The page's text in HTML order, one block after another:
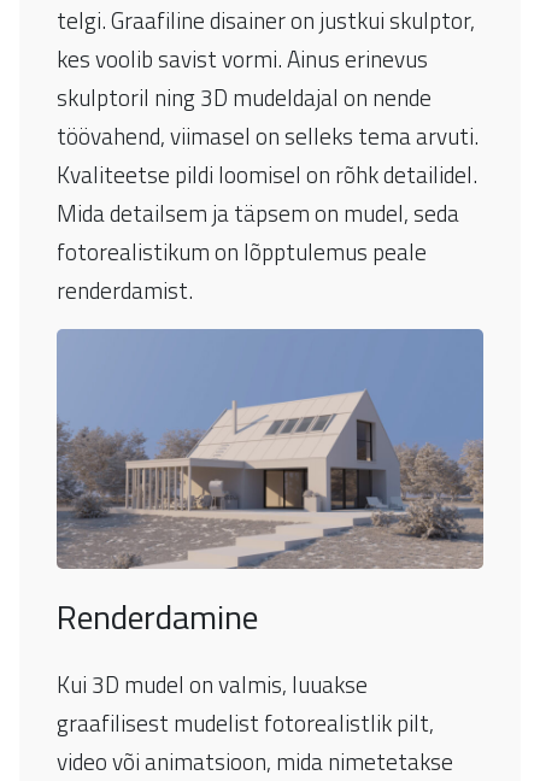
telgi. Graafiline disainer on justkui skulptor,
kes voolib savist vormi. Ainus erinevus
skulptoril ning 3D mudeldajal on nende
töövahend, viimasel on selleks tema arvuti.
Kvaliteetse pildi loomisel on rõhk detailidel.
Mida detailsem ja täpsem on mudel, seda
fotorealistikum on lõpptulemus peale
renderdamist.
Renderdamine
Kui 3D mudel on valmis, luuakse
graafilisest mudelist fotorealistlik pilt,
video või animatsioon, mida nimetetakse